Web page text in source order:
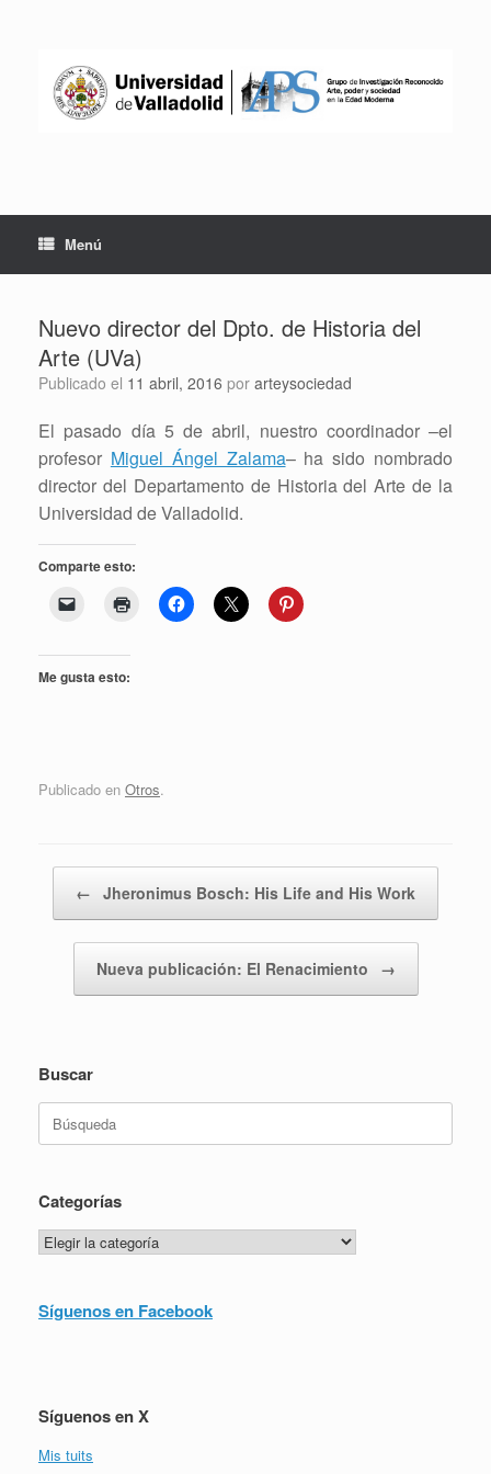
Menú
Nuevo director del Dpto. de Historia del
Arte (UVa)
Publicado el 11 abril, 2016 por arteysociedad
El pasado día 5 de abril, nuestro coordinador –el
profesor Miguel Ángel Zalama– ha sido nombrado
director del Departamento de Historia del Arte de la
Universidad de Valladolid.
Comparte esto:
Me gusta esto:
Publicado en Otros.
← Jheronimus Bosch: His Life and His Work
Nueva publicación: El Renacimiento →
Buscar
Categorías
Categorías
Síguenos en Facebook
Síguenos en X
Mis tuits